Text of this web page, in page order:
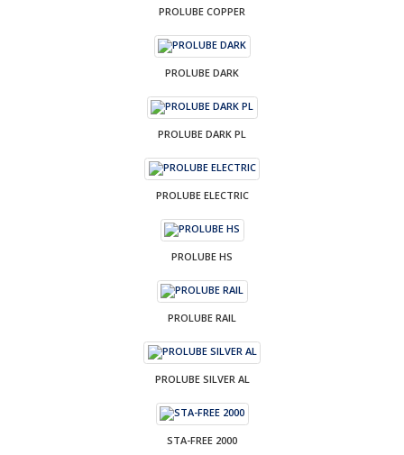
PROLUBE COPPER
PROLUBE DARK
PROLUBE DARK PL
PROLUBE ELECTRIC
PROLUBE HS
PROLUBE RAIL
PROLUBE SILVER AL
STA-FREE 2000